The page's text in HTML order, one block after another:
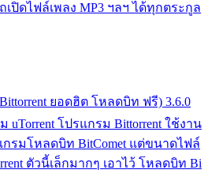
เปิดไฟล์เพลง MP3 ฯลฯ ได้ทุกตระกูล
ยอดฮิต โหลดบิท ฟรี) 3.6.0
โปรแกรม Bittorrent ใช้งาน
รมโหลดบิท BitComet แต่ขนาดไฟล์
ตัวนี้เล็กมากๆ เอาไว้ โหลดบิท Bi